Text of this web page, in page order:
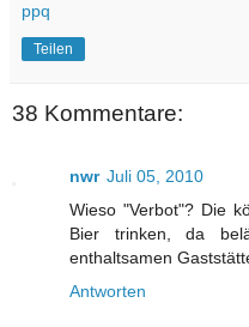
ppq
Teilen
38 Kommentare:
nwr Juli 05, 2010
Wieso "Verbot"? Die
Bier trinken, da
enthaltsamen
Antworten